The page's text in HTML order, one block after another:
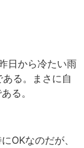
日から冷たい雨
る。まさに自
る。
OKなのだが、